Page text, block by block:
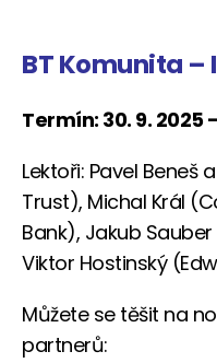
BT Komunita –
Termín: 30. 9. 2025
Lektoři: Pavel Beneš
Trust), Michal Král
Bank), Jakub
Viktor Hostinský
Můžete se těšit na
partnerů: